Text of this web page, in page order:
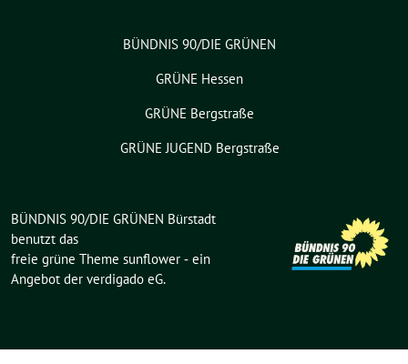
BÜNDNIS 90/DIE GRÜNEN
GRÜNE Hessen
GRÜNE Bergstraße
GRÜNE JUGEND Bergstraße
BÜNDNIS 90/DIE GRÜNEN Bürstadt
benutzt das
freie grüne Theme sunflower ‐ ein
Angebot der verdigado eG.